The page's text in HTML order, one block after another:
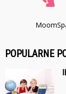
POPULARNE